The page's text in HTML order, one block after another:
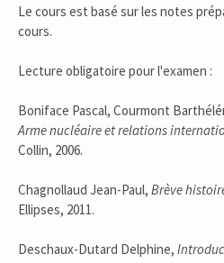
Le cours est basé sur les notes
cours.
Lecture obligatoire pour l'examen :
Boniface Pascal, Courmont
Arme nucléaire et relations
Collin, 2006.
Chagnollaud Jean-Paul, Brève
Ellipses, 2011.
Deschaux-Dutard Delphine,